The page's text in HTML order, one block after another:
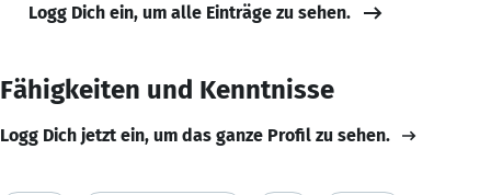
Logg Dich ein, um alle Einträge zu sehen.
Fähigkeiten und Kenntnisse
Logg Dich jetzt ein, um das ganze Profil zu sehen.